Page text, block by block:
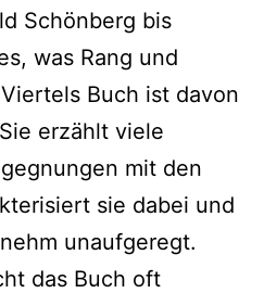
Schönberg bis
was Rang und
Buch ist davon
erzählt viele
mit den
sie dabei und
unaufgeregt.
das Buch oft